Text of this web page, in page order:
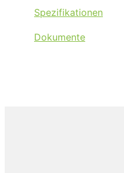
Spezifikationen
Dokumente